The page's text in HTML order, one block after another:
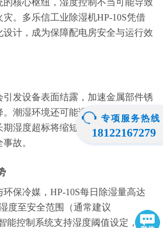
。多乐信工业除湿机HP-10S凭借
计，成为保障配电房安全与运行效
引发设备表面结露，加速金属部件锈
潮湿环境还可能诱发霉菌滋生，进
湿度超标将缩短设备寿命，增加维
故。
保冷媒，HP-10S每日除湿量高达
度至安全范围（通常建议
能控制系统支持湿度阈值设定，自
专项服务热线
18122167279